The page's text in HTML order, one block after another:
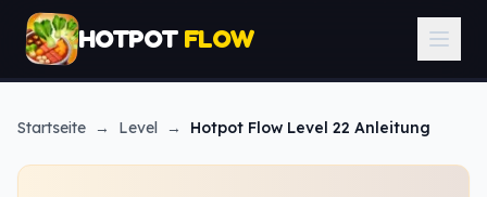
HOTPOT FLOW
Startseite → Level → Hotpot Flow Level 22 Anleitung